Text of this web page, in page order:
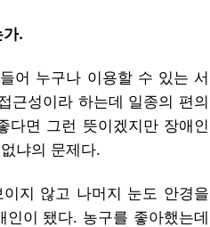
.
어 누구나 이용할 수 있는 서
근성이라 하는데 일종의 편의
다면 그런 뜻이겠지만 장애인
냐의 문제다.
지 않고 나머지 눈도 안경을
이 됐다. 농구를 좋아했는데